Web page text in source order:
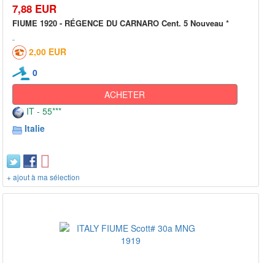
7,88 EUR
FIUME 1920 - RÉGENCE DU CARNARO Cent. 5 Nouveau *
2,00 EUR
0
ACHETER
IT - 55***
Italie
+ ajout à ma sélection